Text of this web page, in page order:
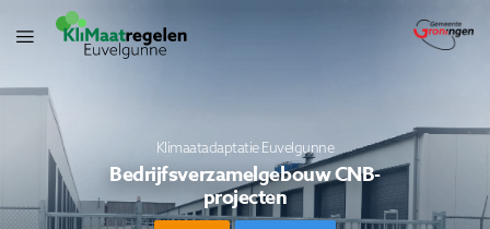
Klimaatadaptatie Euvelgunne
Bedrijfsverzamelgebouw CNB-
projecten